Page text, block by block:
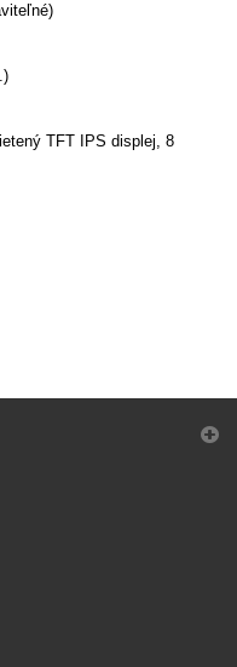
TFT IPS displej, 8